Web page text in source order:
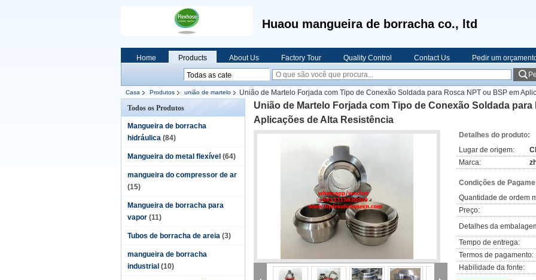
Huaou mangueira de borracha co., ltd
Home Products About Us Factory Tour Quality Control Contact Us
Pedir um
Casa Produtos união de martelo
União de Martelo Forjada com Tipo de Conexão Soldada para Rosca NPT ou BSP em
Todos os Produtos
Mangueira de borracha
hidráulica (84)
Mangueira do metal flexível (64)
mangueira do compressor de ar
(15)
Mangueira de borracha para
vapor (11)
Tubos de borracha de areia (3)
mangueira de borracha
industrial (10)
União de Martelo Forjada com Tipo de Conexão Soldada para
Aplicações de Alta Resistência
Detalhes do produto:
Lugar de origem:
Marca:
Condições de
Quantidade de ordem
Preço:
Detalhes da
Tempo de entrega:
Termos de pagamento:
Habilidade da fonte: